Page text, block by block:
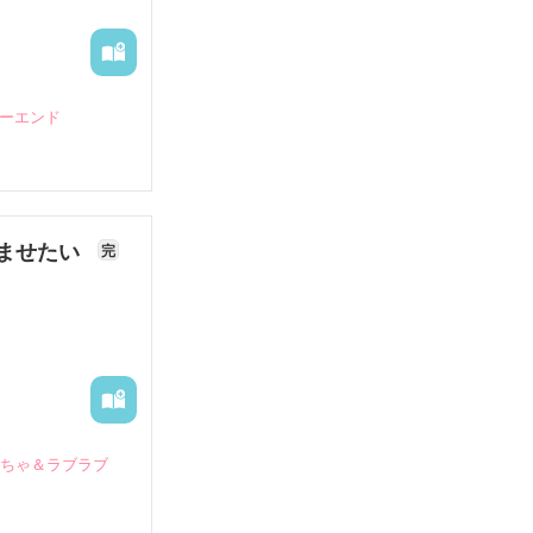
エンド
せたい 完
ゃ＆ラブラブ